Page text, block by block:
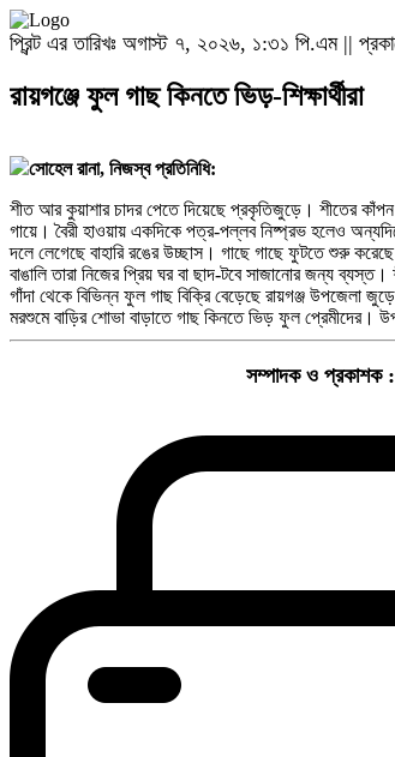
প্রিন্ট এর তারিখঃ অগাস্ট ৭, ২০২৬, ১:৩১ পি.এম ||
রায়গঞ্জে ফুল গাছ কিনতে ভিড়-শিক্ষার্থীরা
সোহেল রানা, নিজস্ব প্রতিনিধি:
শীত আর কুয়াশার চাদর পেতে দিয়েছে প্রকৃতিজুড়ে। শীতের
গায়ে। বৈরী হাওয়ায় একদিকে পত্র-পল্লব নিষ্প্রভ হলেও
দলে লেগেছে বাহারি রঙের উচ্ছাস। গাছে গাছে ফুটতে শুরু
বাঙালি তারা নিজের প্রিয় ঘর বা ছাদ-টবে সাজানোর জন্য
গাঁদা থেকে বিভিন্ন ফুল গাছ বিক্রি বেড়েছে রায়গঞ্জ উপজেলা
মরশুমে বাড়ির শোভা বাড়াতে গাছ কিনতে ভিড় ফুল প্রেমীদের।
দিয়ে বিক্রি হচ্ছে চন্দ্রমল্লিকা, ডালিয়া,
বলগান্দা,মেরিগোল,কুইনসুপার,স্টার,দেশি গোলাপসহ বিভিন্ন
ফুল। শীতের মরশুমেই ফুল গাছ কেনার হিড়িক পড়েছে।
উপজেলার দাদপুর সাহেবগঞ্জ দ্বি-মুখী উচ্চ বিদ্যালয় ও
সম্পাদক ও প্রকাশক :